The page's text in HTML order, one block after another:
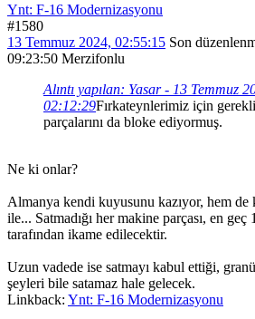
Ynt: F-16 Modernizasyonu
#1580
13 Temmuz 2024, 02:55:15 Son
09:23:50 Merzifonlu
Alıntı yapılan: Yasar - 13 Temmuz
02:12:29Fırkateynlerimiz için
parçalarını da bloke ediyormuş.
Ne ki onlar?
Almanya kendi kuyusunu kazıyor, hem
ile... Satmadığı her makine parçası, en
tarafından ikame edilecektir.
Uzun vadede ise satmayı kabul ettiği,
şeyleri bile satamaz hale gelecek.
Linkback: Ynt: F-16 Modernizasyonu